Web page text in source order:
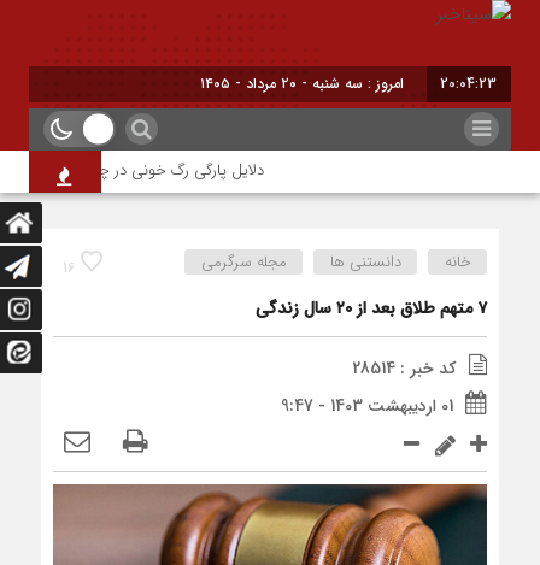
20:04:23 امروز : سه شنبه - ۲۰ مرداد - ۱۴۰۵
دلایل پارگی رگ خونی در چشم/ چه موقع
16 خانه دانستنی ها مجله سرگرمی
۷ متهم طلاق بعد از ۲۰ سال زندگی
کد خبر : 28514
01 اردیبهشت 1403 - 9:47